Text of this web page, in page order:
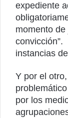
expediente
momento
convicción”.
instancias
Y por el
por los